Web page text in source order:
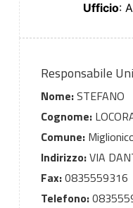
Ufficio:
Responsabile
Nome:STEFANO
Cognome:
Comune:
Indirizzo:VIA
Fax:0835559316
Telefono: